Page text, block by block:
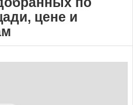
цене и